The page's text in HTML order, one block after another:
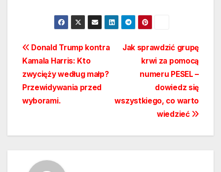
Nawigacja
wpisu
Jak sprawdzić grupę
krwi za pomocą
numeru PESEL –
dowiedz się
wszystkiego, co warto
wiedzieć
Donald Trump kontra
Kamala Harris: Kto
zwycięży według małp?
Przewidywania przed
wyborami.